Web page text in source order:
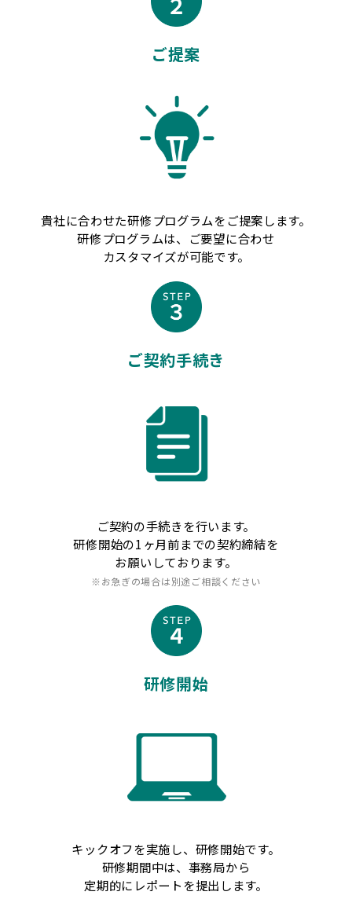
ご提案
貴社に合わせた研修プログラムをご提案します。
研修プログラムは、ご要望に合わせ
カスタマイズが可能です。
ご契約手続き
ご契約の手続きを行います。
研修開始の1ヶ月前までの契約締結を
お願いしております。
※お急ぎの場合は別途ご相談ください
研修開始
キックオフを実施し、研修開始です。
研修期間中は、事務局から
定期的にレポートを提出します。